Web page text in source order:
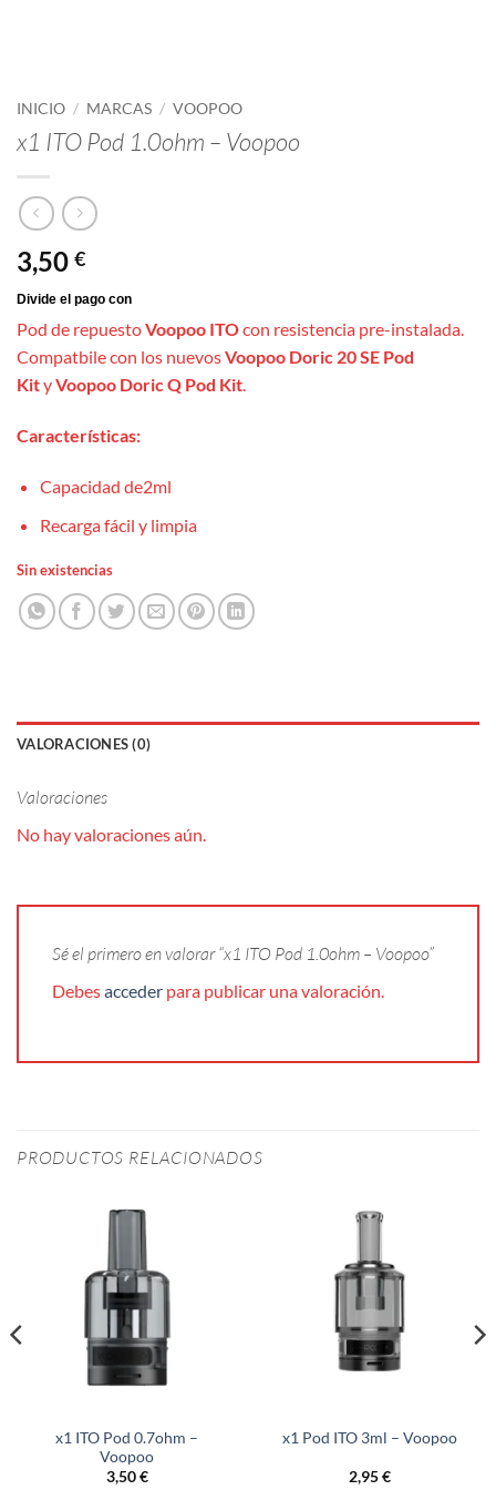
INICIO / MARCAS / VOOPOO
x1 ITO Pod 1.0ohm – Voopoo
3,50 €
Pod de repuestoVoopoo ITOcon resistencia pre-instalada.
Compatbile con los nuevosVoopoo Doric 20 SE Pod
KityVoopoo Doric Q Pod Kit.
Características:
Capacidad de2ml
Recarga fácil y limpia
Sin existencias
VALORACIONES (0)
Valoraciones
No hay valoraciones aún.
Sé el primero en valorar “x1 ITO Pod 1.0ohm – Voopoo”
Debesacceder para publicar una valoración.
PRODUCTOS RELACIONADOS
x1 ITO Pod 0.7ohm –
Voopoo
3,50€
x1 Pod ITO 3ml – Voopoo
2,95€